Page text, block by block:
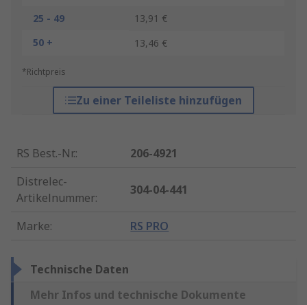
25 - 49
13,91 €
50 +
13,46 €
*Richtpreis
Zu einer Teileliste hinzufügen
RS Best.-Nr.:
206-4921
Distrelec-
Artikelnummer:
304-04-441
Marke: RS PRO
Technische Daten
Mehr Infos und technische Dokumente